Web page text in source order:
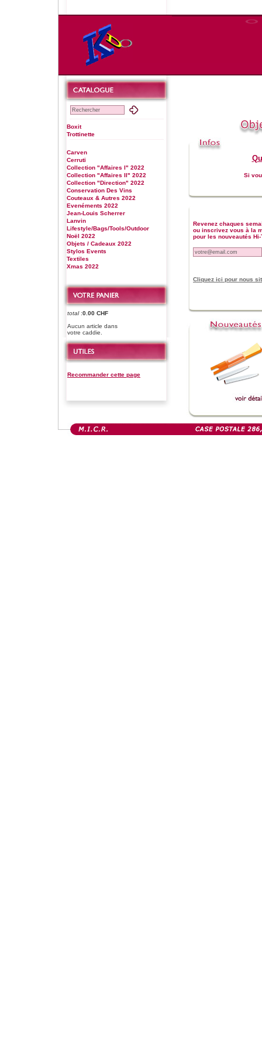
Boxit
Trottinette
Carven
Cerruti
Collection "Affaires I" 2022
Collection "Affaires II" 2022
Collection "Direction" 2022
Conservation Des Vins
Couteaux & Autres 2022
Evenéments 2022
Jean-Louis Scherrer
Lanvin
Lifestyle/Bags/Tools/Outdoor
Noël 2022
Objets / Cadeaux 2022
Stylos Events
Textiles
Xmas 2022
total:0.00 CHF
Aucun article dans
votre caddie.
Recommander cette page
Si
Revenez chaques
ou inscrivez vous à la
pour les nouveautés
Cliquez ici pour nous